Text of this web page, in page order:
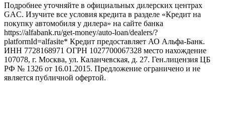
Подробнее уточняйте в официальных дилерских центрах
GAC. Изучите все условия кредита в разделе «Кредит на
покупку автомобиля у дилера» на сайте банка
https://alfabank.ru/get-money/auto-loan/dealers/?
platformId=alfasite* Кредит предоставляет АО Альфа-Банк.
ИНН 7728168971 ОГРН 1027700067328 место нахождение
107078, г. Москва, ул. Каланчевская, д. 27. Ген.лицензия ЦБ
РФ № 1326 от 16.01.2015. Предложение ограничено и не
является публичной офертой.